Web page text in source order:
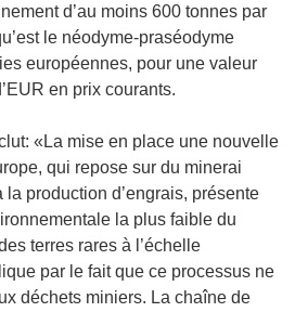
e
r
d’au moins 600 tonnes par
le néodyme-praséodyme
européennes, pour une valeur
en prix courants.
«La mise en place une nouvelle
qui repose sur du minerai
production d’engrais, présente
la plus faible du
terres rares à l’échelle
par le fait que ce processus ne
déchets miniers. La chaîne de